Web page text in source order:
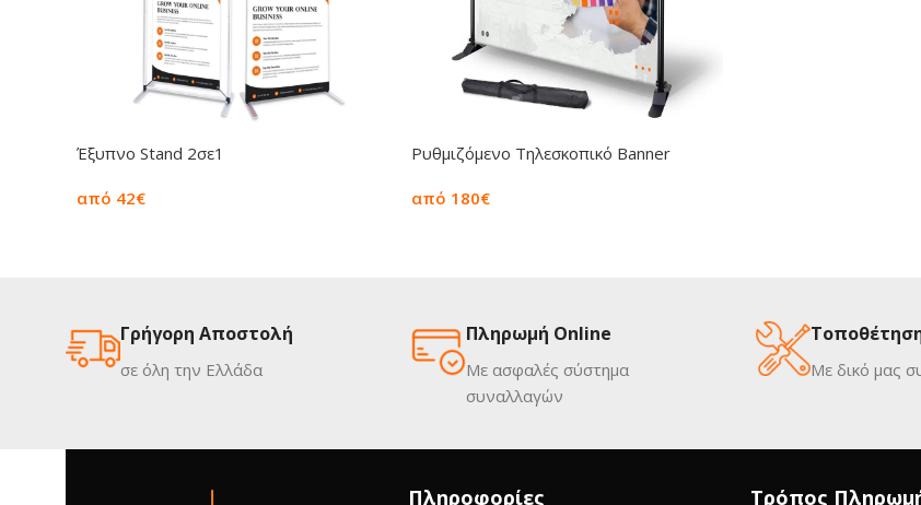
Έξυπνο Stand 2σε1
από 42€
Ρυθμιζόμενο Τηλεσκοπικό Banner
από 180€
Γρήγορη Αποστολή
σε όλη την Ελλάδα
Πληρωμή Online
Με ασφαλές σύστημα
συναλλαγών
Με δικό μας
Πληροφορίες Τρόπος